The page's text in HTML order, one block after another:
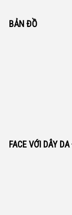
BẢN ĐỒ
FACE VỚI DÂY